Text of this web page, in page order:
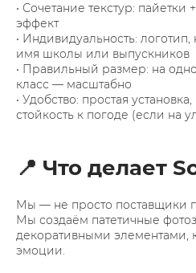
• Сочетание текстур: пайетки
эффект
• Индивидуальность: логотип,
имя школы или выпускников
• Правильный размер: на
класс — масштабно
• Удобство: простая
стойкость к погоде (если на
📍 Что делает
Мы — не просто поставщики
Мы создаём патетичные
декоративными элементами,
эмоции.